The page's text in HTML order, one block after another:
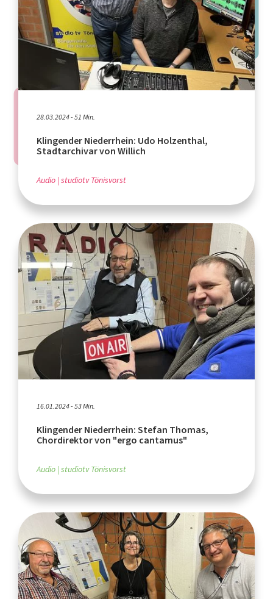
28.03.2024 - 51 Min.
Klingender Niederrhein: Udo Holzenthal,
Stadtarchivar von Willich
Audio studiotv Tönisvorst
16.01.2024 - 53 Min.
Klingender Niederrhein: Stefan Thomas,
Chordirektor von "ergo cantamus"
Audio studiotv Tönisvorst